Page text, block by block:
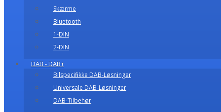
Skærme
Bluetooth
1-DIN
2-DIN
DAB - DAB+
Bilspecifikke DAB-Løsninger
Universale DAB-Løsninger
DAB-Tilbehør